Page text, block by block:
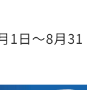
1日～8月31